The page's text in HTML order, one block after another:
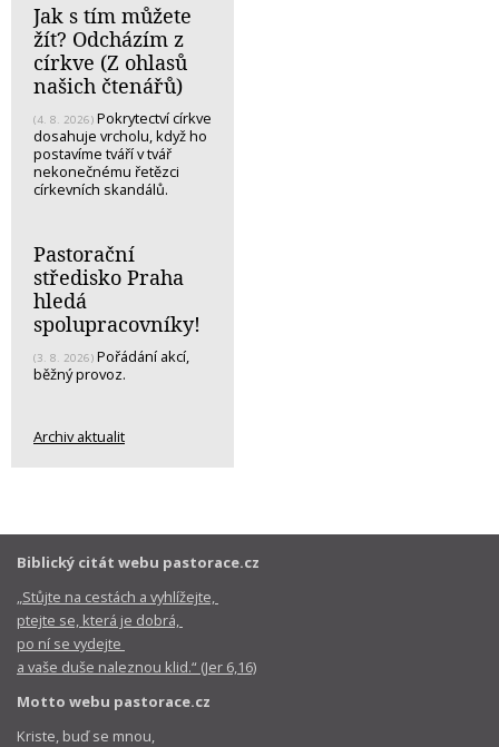
Jak s tím můžete
žít? Odcházím z
církve (Z ohlasů
našich čtenářů)
(4. 8. 2026) Pokrytectví církve
dosahuje vrcholu, když ho
postavíme tváří v tvář
nekonečnému řetězci
církevních skandálů.
Pastorační
středisko Praha
hledá
spolupracovníky!
(3. 8. 2026) Pořádání akcí,
běžný provoz.
Archiv aktualit
Biblický citát webu pastorace.cz
„Stůjte na cestách a vyhlížejte,
ptejte se, která je dobrá,
po ní se vydejte
a vaše duše naleznou klid.“ (Jer 6,16)
Motto webu pastorace.cz
Kriste, buď se mnou,